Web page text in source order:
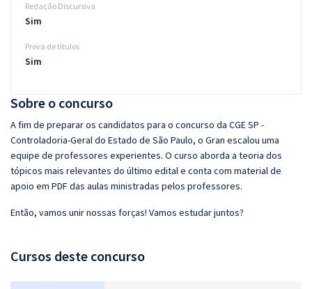
Sobre o concurso
A fim de preparar os candidatos para o concurso da CGE SP -
Controladoria-Geral do Estado de São Paulo, o Gran escalou uma
equipe de professores experientes. O curso aborda a teoria dos
tópicos mais relevantes do último edital e conta com material de
apoio em PDF das aulas ministradas pelos professores.
Então, vamos unir nossas forças! Vamos estudar juntos?
Cursos deste concurso
Redação Discursiva
Sim
Prova de títulos
Sim